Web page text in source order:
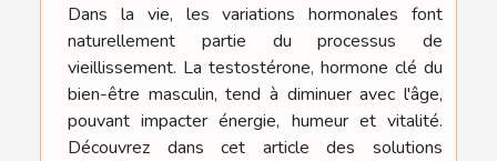
Dans la vie, les variations hormonales font
naturellement partie du processus de
vieillissement. La testostérone, hormone clé du
bien-être masculin, tend à diminuer avec l'âge,
pouvant impacter énergie, humeur et vitalité.
Découvrez dans cet article des solutions